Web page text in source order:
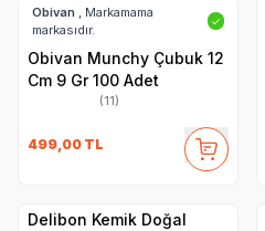
Obivan , Markamama
markasıdır.
✓
Obivan Munchy Çubuk 12
Cm 9 Gr 100 Adet
(11)
499,00 TL
Delibon Kemik Doğal